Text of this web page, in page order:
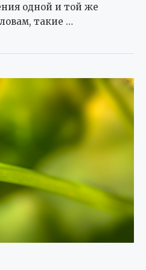
одной и той же
такие …